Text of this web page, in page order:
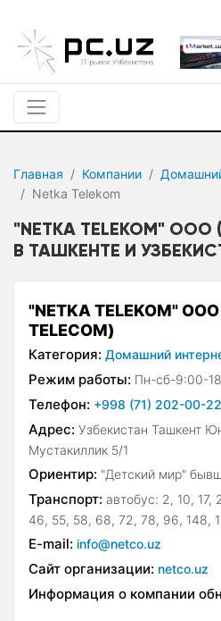
Главная Компании
Netka Telekom
"NETKA TELEKOM" ООО
В ТАШКЕНТЕ И
"NETKA TELEKOM" ООО
TELECOM)
Категория: Домашний
Режим работы: Пн-сб-9:00-
Телефон: +998 (71) 202-00-22
Адрес: Узбекистан Ташкент
Мустакиллик 5/1
Ориентир: "Детский мир"
Транспорт: автобус: 2, 10,
46, 55, 58, 68, 72, 78, 96, 148,
E-mail: info@netco.uz
Сайт организации: netco.uz
Информация о компании